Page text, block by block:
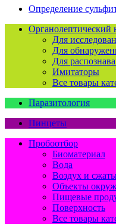
Определение
Органолептический
Для
Для
Для
Имитаторы
Все товары
Паразитология
Пинцеты
Пробоотбор
Биоматериал
Вода
Воздух и
Объекты
Пищевые
Поверхность
Все товары